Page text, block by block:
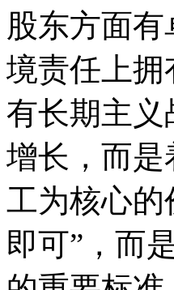
股东方面有
境责任上拥
有长期主义
增长，而
工为核心的
即可”，